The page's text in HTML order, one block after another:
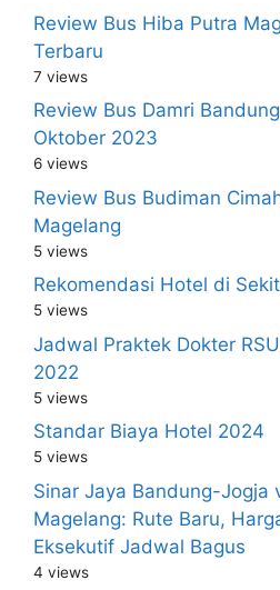
Review Bus Hiba Putra
Terbaru
7 views
Review Bus Damri
Oktober 2023
6 views
Review Bus Budiman
Magelang
5 views
Rekomendasi Hotel di
5 views
Jadwal Praktek Dokter
2022
5 views
Standar Biaya Hotel 2024
5 views
Sinar Jaya Bandung-Jogja
Magelang: Rute Baru,
Eksekutif Jadwal Bagus
4 views